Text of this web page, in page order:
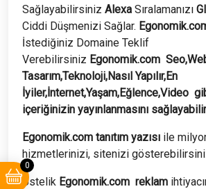
0
Sağlayabilirsiniz Alexa Sıralamanızı
Ciddi Düşmenizi Sağlar.
İstediğiniz Domaine Teklif
Verebilirsiniz Egonomik.com
Tasarım,Teknoloji,Nasıl Yapılır,En
İyiler,İnternet,Yaşam,Eğlence,Video
içeriğinizin yayınlanmasını
Egonomik.com tanıtım yazısı ile
hizmetlerinizi, sitenizi
Üstelik Egonomik.com reklam